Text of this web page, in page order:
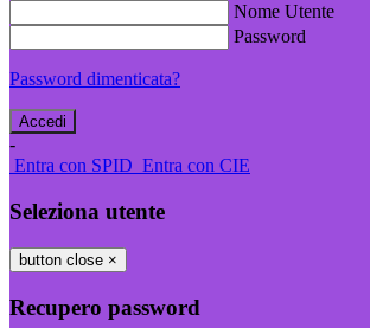
Nome Utente
Password
Password dimenticata?
-
Entra con SPID Entra con CIE
Seleziona utente
button close ×
Recupero password